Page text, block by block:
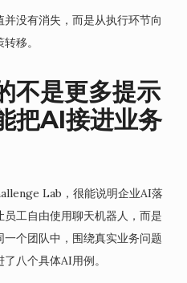
没有消失，而是从执行环节向
移。
不是更多提示
把AI接进业务
Lab，很能说明企业AI落
工自由使用聊天机器人，而是
个团队中，围绕真实业务问题
八个具体AI用例。